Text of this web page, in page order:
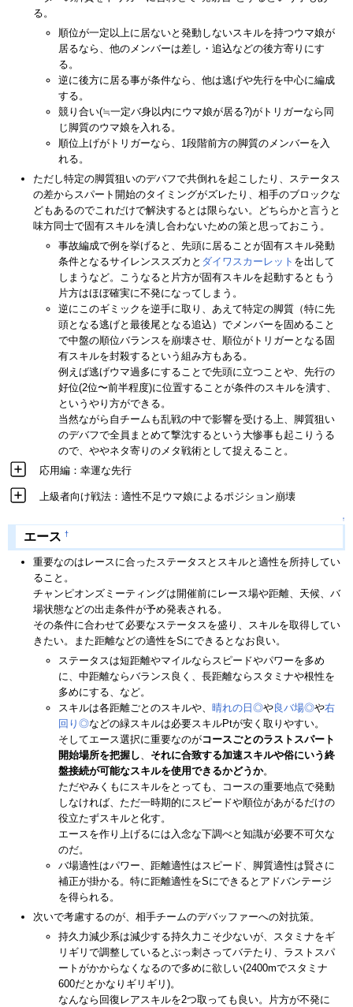
る。
順位が一定以上に居ないと発動しないスキルを持つウマ娘が
居るなら、他のメンバーは差し・追込などの後方寄りにす
る。
逆に後方に居る事が条件なら、他は逃げや先行を中心に編成
する。
競り合い(≒一定バ身以内にウマ娘が居る?)がトリガーなら同
じ脚質のウマ娘を入れる。
順位上げがトリガーなら、1段階前方の脚質のメンバーを入
れる。
ただし特定の脚質狙いのデバフで共倒れを起こしたり、ステータス
の差からスパート開始のタイミングがズレたり、相手のブロックな
どもあるのでこれだけで解決するとは限らない。どちらかと言うと
味方同士で固有スキルを潰し合わないための策と思っておこう。
事故編成で例を挙げると、先頭に居ることが固有スキル発動
条件となるサイレンススズカと ダイワスカーレット を出して
しまうなど。こうなると片方が固有スキルを起動するともう
片方はほぼ確実に不発になってしまう。
逆にこのギミックを逆手に取り、あえて特定の脚質（特に先
頭となる逃げと最後尾となる追込）でメンバーを固めること
で中盤の順位バランスを崩壊させ、順位がトリガーとなる固
有スキルを封殺するという組み方もある。
例えば逃げウマ過多にすることで先頭に立つことや、先行の
好位(2位〜前半程度)に位置することが条件のスキルを潰す、
というやり方ができる。
当然ながら自チームも乱戦の中で影響を受ける上、脚質狙い
のデバフで全員まとめて撃沈するという大惨事も起こりうる
ので、ややネタ寄りのメタ戦術として捉えること。
応用編：幸運な先行
上級者向け戦法：適性不足ウマ娘によるポジション崩壊
↑
エース †
重要なのはレースに合ったステータスとスキルと適性を所持してい
ること。
チャンピオンズミーティングは開催前にレース場や距離、天候、バ
場状態などの出走条件が予め発表される。
その条件に合わせて必要なステータスを盛り、スキルを取得してい
きたい。また距離などの適性をSにできるとなお良い。
ステータスは短距離やマイルならスピードやパワーを多め
に、中距離ならバランス良く、長距離ならスタミナや根性を
多めにする、など。
スキルは各距離ごとのスキルや、 晴れの日◎や良バ場◎や右
回り◎などの緑スキルは必要スキルPtが安く取りやすい。
そしてエース選択に重要なのがコースごとのラストスパート
開始場所を把握し、 それに合致する加速スキルや俗にいう終
盤接続が可能なスキルを使用できるかどう か。
ただやみくもにスキルをとっても、コースの重要地点で発動
しなければ、ただ一時期的にスピードや順位があがるだけの
役立たずスキルと化す。
エースを作り上げるには入念な下調べと知識が必要不可欠な
のだ。
バ場適性はパワー、距離適性はスピード、脚質適性は賢さに
補正が掛かる。特に距離適性をSにできるとアドバンテージ
を得られる。
次いで考慮するのが、相手チームのデバッファーへの対抗策。
持久力減少系は減少する持久力こそ少ないが、スタミナをギ
リギリで調整しているとぶっ刺さってバテたり、ラストスパ
ートがかからなくなるので多めに欲しい(2400mでスタミナ
600だとかなりギリギリ)。
なんなら回復レアスキルを2つ取っても良い。片方が不発に